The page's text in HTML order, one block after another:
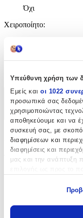
Υπεύθυνη χρήση των
Εμείς και οι 1022
προσωπικά σας
χρησιμοποιώντας
αποθηκεύουμε και να
συσκευή σας, με σκοπό
διαφημίσεων και
διαφημίσεις και
μας και την ανάπτυξη
Να συλλέξουμε
Όχι
Χειροποίητο:
Monogram
Χαρακτηριστικά
Τύπος :
Μπρελόκ
Όχι